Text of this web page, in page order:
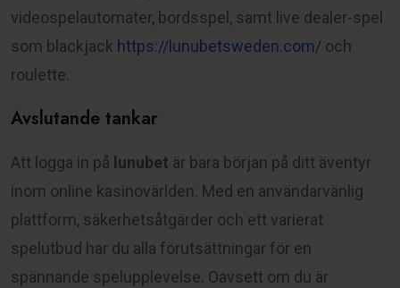
videospelautomater, bordsspel, samt live dealer-spel
som blackjack https://lunubetsweden.com/ och
roulette.
Avslutande tankar
Att logga in på lunubet är bara början på ditt äventyr
inom online kasinovärlden. Med en användarvänlig
plattform, säkerhetsåtgärder och ett varierat
spelutbud har du alla förutsättningar för en
spännande spelupplevelse. Oavsett om du är